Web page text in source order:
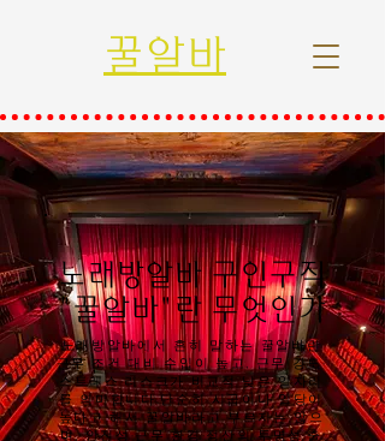
꿀알바
노래방알바 구인구직
"꿀알바"란 무엇인가
노래방알바에서 흔히 말하는 꿀알바란
근무 조건 대비 수입이 높고, 근무 강도·
스트레스·리스크가 비교적 낮은 일자리
를 의미합니다.단순히 시급이나 일당이
높다고 해서 꿀알바라고 부르지는 않으
며, 안전성·근무 환경·정산의 투명성·출